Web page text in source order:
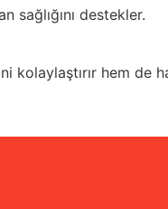
sağlığını destekler.
kolaylaştırır hem de